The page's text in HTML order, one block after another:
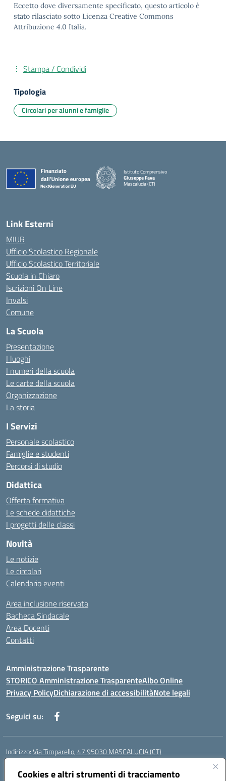
Cookies e altri strumenti di tracciamento
Eccetto dove diversamente specificato, questo articolo è
stato rilasciato sotto Licenza Creative Commons
Attribuzione 4.0 Italia.
Stampa / Condividi
Tipologia
Circolari per alunni e famiglie
Istituto Comprensivo
Giuseppe Fava
Mascalucia (CT)
Link Esterni
MIUR
Ufficio Scolastico Regionale
Ufficio Scolastico Territoriale
Scuola in Chiaro
Iscrizioni On Line
Invalsi
Comune
La Scuola
Presentazione
I luoghi
I numeri della scuola
Le carte della scuola
Organizzazione
La storia
I Servizi
Personale scolastico
Famiglie e studenti
Percorsi di studio
Didattica
Offerta formativa
Le schede didattiche
I progetti delle classi
Novità
Le notizie
Le circolari
Calendario eventi
Area inclusione riservata
Bacheca Sindacale
Area Docenti
Contatti
Amministrazione Trasparente
STORICO Amministrazione TrasparenteAlbo Online
Privacy PolicyDichiarazione di accessibilitàNote legali
Seguici su:
Indirizzo:Via Timparello, 47 95030 MASCALUCIA (CT)
Centralino:
Posta elettronica certificata (PEC):ctic8bc002@pec.istruzione.it